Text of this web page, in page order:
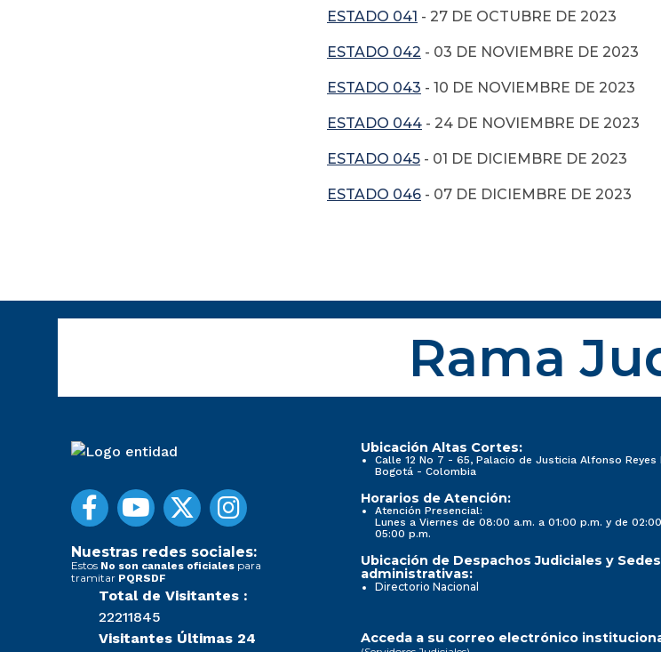
ESTADO 041 - 27 DE OCTUBRE DE 2023
ESTADO 042 - 03 DE NOVIEMBRE DE 2023
ESTADO 043 - 10 DE NOVIEMBRE DE 2023
ESTADO 044 - 24 DE NOVIEMBRE DE 2023
ESTADO 045 - 01 DE DICIEMBRE DE 2023
ESTADO 046 - 07 DE DICIEMBRE DE 2023
Rama
Nuestras redes sociales:
Estos No son canales oficiales para
tramitar PQRSDF
Total de Visitantes :
22211845
Visitantes Últimas 24
Ubicación Altas Cortes:
Calle 12 No 7 - 65, Palacio de Justicia Alfonso Reyes
Bogotá - Colombia
Horarios de Atención:
Atención Presencial:
Lunes a Viernes de 08:00 a.m. a 01:00 p.m. y de
05:00 p.m.
Ubicación de Despachos Judiciales y Sedes
administrativas:
Directorio Nacional
Acceda a su correo electrónico